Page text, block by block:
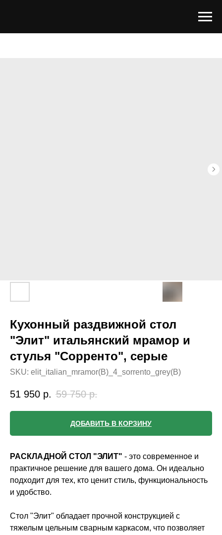
Кухонный раздвижной стол
"Элит" итальянский мрамор и
стулья "Сорренто", серые
SKU: elit_italian_mramor(B)_4_sorrento_grey(B)
51 950 р. 59 750 р.
ДОБАВИТЬ В КОРЗИНУ
РАСКЛАДНОЙ СТОЛ "ЭЛИТ" - это современное и
практичное решение для вашего дома. Он идеально
подходит для тех, кто ценит стиль, функциональность
и удобство.
Стол "Элит" обладает прочной конструкцией с
тяжелым цельным сварным каркасом, что позволяет